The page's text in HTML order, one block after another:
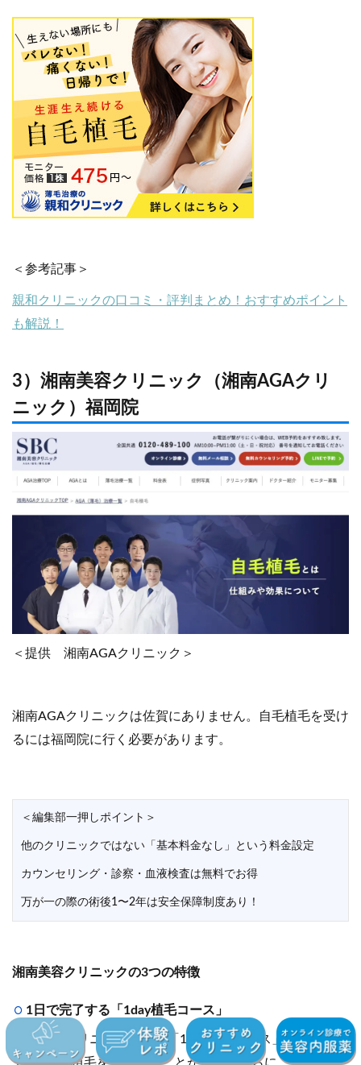
＜参考記事＞
親和クリニックの口コミ・評判まとめ！おすすめポイント
も解説！
3）湘南美容クリニック（湘南AGAクリ
ニック）福岡院
＜提供 湘南AGAクリニック＞
湘南AGAクリニックは佐賀にありません。自毛植毛を受け
るには福岡院に行く必要があります。
＜編集部一押しポイント＞
他のクリニックではない「基本料金なし」という料金設定
カウンセリング・診察・血液検査は無料でお得
万が一の際の術後1〜2年は安全保障制度あり！
湘南美容クリニックの3つの特徴
1日で完了する「1day植毛コース」
湘南美容クリニックでは、「1day植毛コース」を選ぶこと
で、1日で植毛を完了することが可能。さらに、オンライ